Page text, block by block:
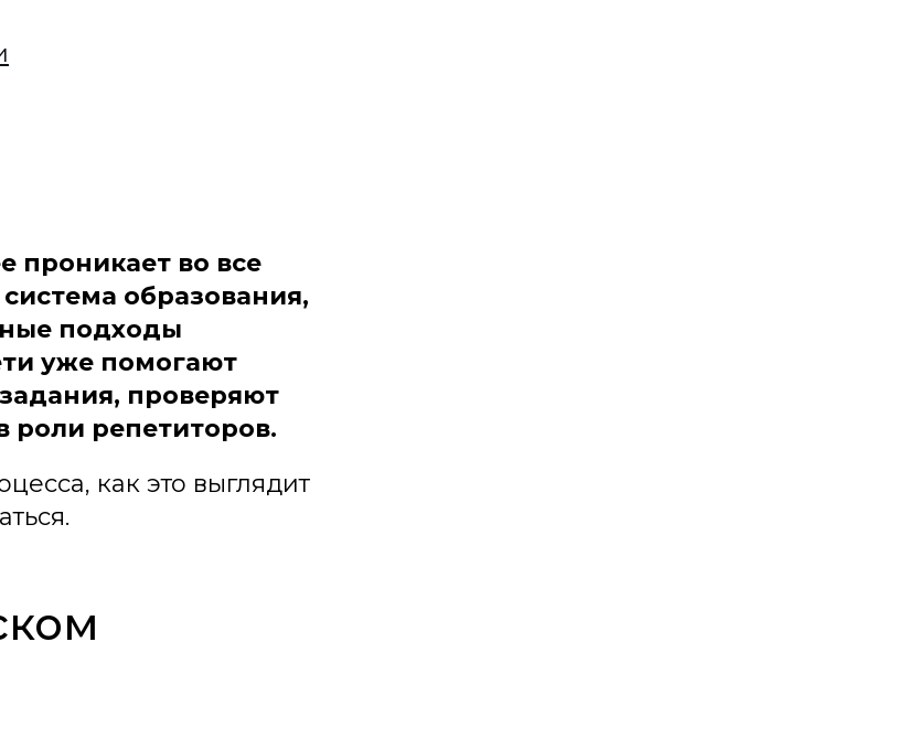
проникает во все
образования,
подходы
уже помогают
проверяют
репетиторов.
как это выглядит